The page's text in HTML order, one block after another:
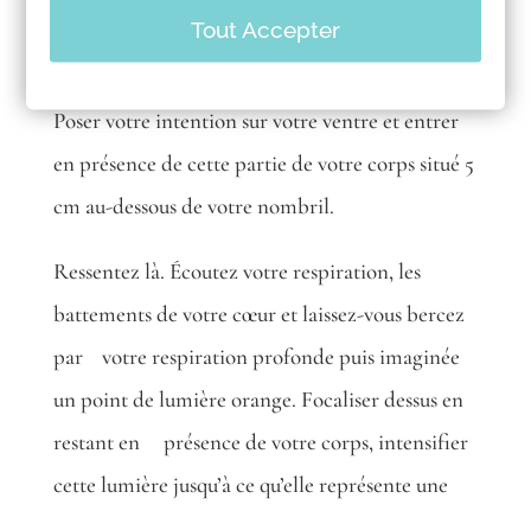
Poser votre intention sur votre ventre et entrer
en présence de cette partie de votre corps situé 5
cm au-dessous de votre nombril.
Ressentez là. Écoutez votre respiration, les
battements de votre cœur et laissez-vous bercez
par
votre respiration profonde puis imaginée
un point de lumière orange. Focaliser dessus en
restant en
présence de votre corps, intensifier
cette lumière jusqu’à ce qu’elle représente une
Tout Accepter